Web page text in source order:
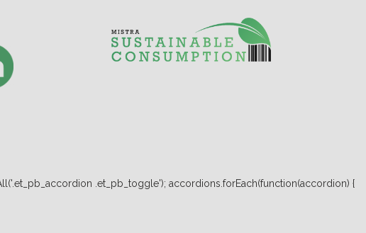
.et_pb_toggle'); accordions.forEach(function(accordion) {